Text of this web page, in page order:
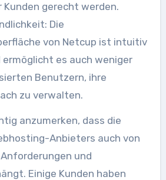
Kunden gerecht werden.
Die
von Netcup ist intuitiv
es auch weniger
Benutzern, ihre
zu verwalten.
anzumerken, dass die
Anbieters auch von
und
Einige Kunden haben